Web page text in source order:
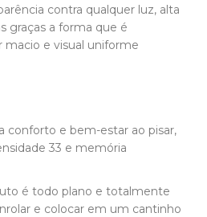
contra qualquer luz, alta
graças a forma que é
macio e visual uniforme
conforto e bem-estar ao pisar,
33 e memória
é todo plano e totalmente
e colocar em um cantinho